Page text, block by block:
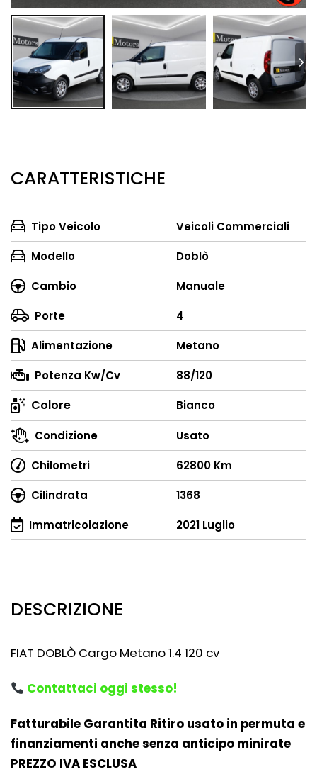
CARATTERISTICHE
Tipo Veicolo
Veicoli Commerciali
Modello
Doblò
Cambio
Manuale
Porte
4
Alimentazione
Metano
Potenza Kw/Cv
88/120
Colore Bianco
Condizione
Usato
Chilometri
62800 Km
Cilindrata
1368
Immatricolazione
2021 Luglio
DESCRIZIONE
FIAT DOBLÒ Cargo Metano1.4 120 cv
Contattaci oggi stesso!
Fatturabile Garantita Ritiro usato in permuta e
finanziamenti anche senza anticipo minirate
PREZZO IVA ESCLUSA